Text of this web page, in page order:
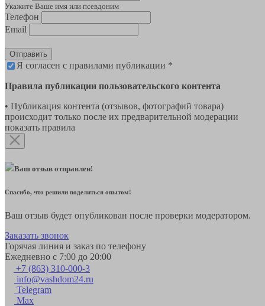
Укажите Ваше имя или псевдоним
Телефон
Email
Отправить
Я согласен с правилами публикации *
Правила публикации пользовательского контента
• Публикация контента (отзывов, фотографий товара)
происходит только после их предварительной модерации
показать правила
Ваш отзыв отправлен!
Спасибо, что решили поделиться опытом!
Ваш отзыв будет опубликован после проверки модератором.
Заказать звонок
Горячая линия и заказ по телефону
Ежедневно с 7:00 до 20:00
+7 (863) 310-000-3
info@vashdom24.ru
Telegram
Max